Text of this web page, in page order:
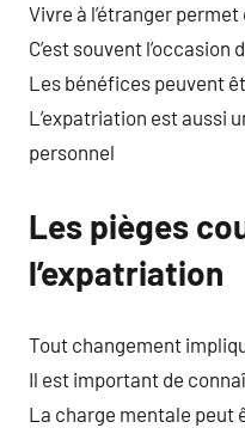
Vivre à l’étranger
C’est souvent
Les bénéfices peuvent
L’expatriation est aussi
personnel
Les pièges
l’expatriation
Tout changement
Il est important de
La charge mentale peut